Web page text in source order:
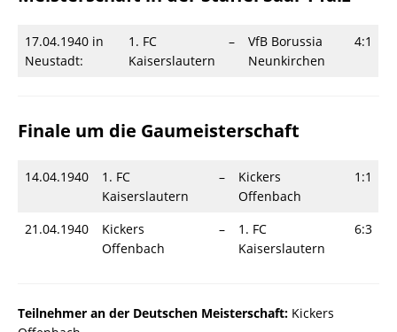
17.04.1940 in
Neustadt:
1. FC
Kaiserslautern
–
VfB Borussia
Neunkirchen
4:1
Finale um die Gaumeisterschaft
14.04.1940
1. FC
Kaiserslautern
–
Kickers
Offenbach
1:1
21.04.1940
Kickers
Offenbach
–
1. FC
Kaiserslautern
6:3
Teilnehmer an der Deutschen Meisterschaft: Kickers